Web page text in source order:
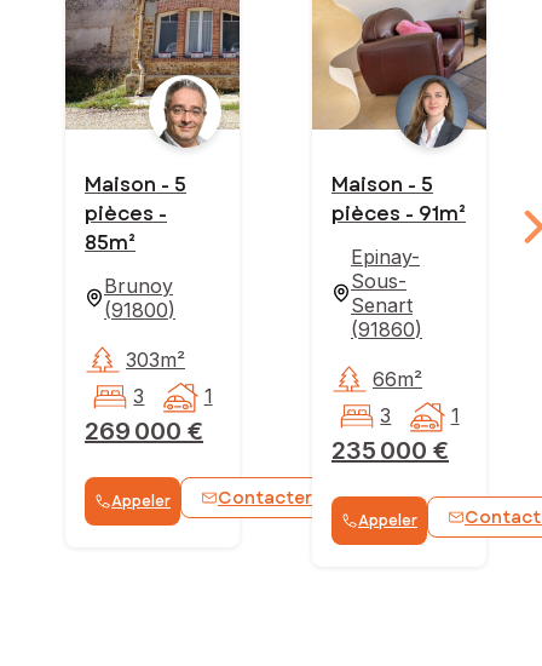
Maison - 5
pièces -
85m²
Brunoy
(91800)
269 000 €
303m²
3
1
Appeler Contacter WhatsApp
Maison - 5
pièces - 91m²
Epinay-
Sous-
Senart
(91860)
235 000 €
66m²
3
1
Appeler